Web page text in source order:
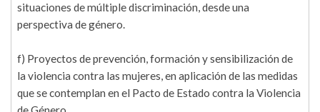
situaciones de múltiple discriminación, desde una
perspectiva de género.
f) Proyectos de prevención, formación y sensibilización de
la violencia contra las mujeres, en aplicación de las medidas
que se contemplan en el Pacto de Estado contra la Violencia